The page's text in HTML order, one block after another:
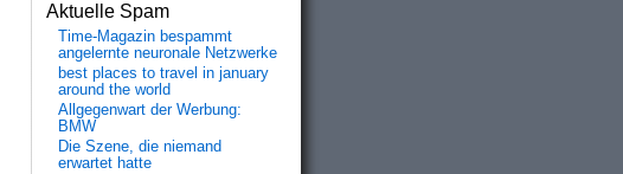
Aktuelle Spam
Time-Magazin bespammt
angelernte neuronale Netzwerke
best places to travel in january
around the world
Allgegenwart der Werbung:
BMW
Die Szene, die niemand
erwartet hatte